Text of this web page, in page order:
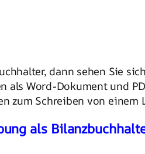
dann sehen Sie
Word-Dokument und
Schreiben von einem
als